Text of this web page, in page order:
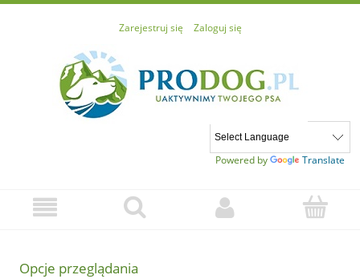
Zarejestruj się Zaloguj się
Powered by Translate
Opcje przeglądania